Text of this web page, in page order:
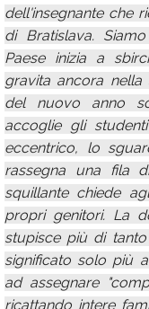
dell'insegnante che
di Bratislava.
Paese inizia a
gravita ancora nella
del nuovo anno
accoglie gli
eccentrico, lo
rassegna una fila
squillante chiede
propri genitori. La
stupisce più di
significato solo più
ad assegnare
ricattando intere